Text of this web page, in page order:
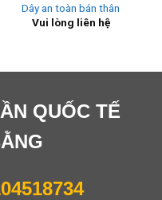
Dây an toàn bán thân
Vui lòng liên hệ
QUỐC TẾ